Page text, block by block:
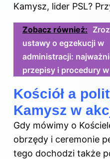
Kamysz, lider PSL?
Zobacz również:
ustawy o egzekucji w
administracji:
przepisy i procedury
Kościół a
Kamysz w
Gdy mówimy o
obrzędy i ceremonie
tego dochodzi także